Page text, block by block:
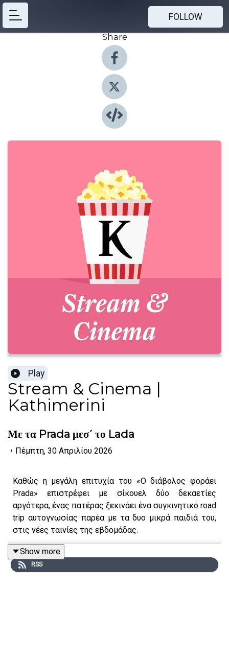
FOLLOW
Share
Play
Stream & Cinema |
Kathimerini
Με τα Prada μεσ΄ το Lada
• Πέμπτη, 30 Απριλίου 2026
Καθώς η μεγάλη επιτυχία του «Ο διάβολος φοράει
Prada» επιστρέφει με σίκουελ δύο δεκαετίες
αργότερα, ένας πατέρας ξεκινάει ένα συγκινητικό road
trip αυτογνωσίας παρέα με τα δυο μικρά παιδιά του,
στις νέες ταινίες της εβδομάδας.
Δημοσιογραφική επιμέλεια - Παρουσίαση: Αιμίλιος
Show more
RSS